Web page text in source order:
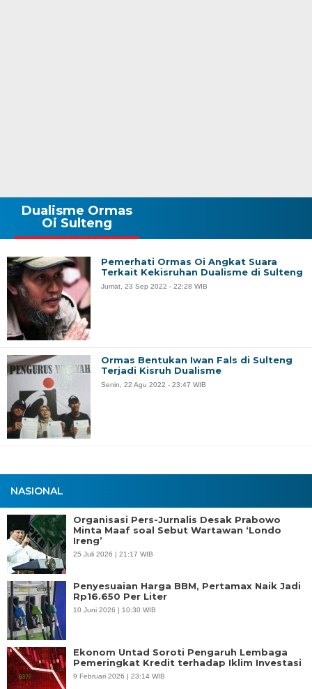
NASIONAL
Organisasi Pers-Jurnalis Desak Prabowo
Minta Maaf soal Sebut Wartawan ‘Londo
Ireng’
25 Juli 2026 | 21:17 WIB
Penyesuaian Harga BBM, Pertamax Naik Jadi
Rp16.650 Per Liter
10 Juni 2026 | 10:30 WIB
Ekonom Untad Soroti Pengaruh Lembaga
Pemeringkat Kredit terhadap Iklim Investasi
9 Februari 2026 | 23:14 WIB
Dualisme Ormas
Oi Sulteng
Pemerhati Ormas Oi Angkat Suara
Terkait Kekisruhan Dualisme di Sulteng
Jumat, 23 Sep 2022 - 22:28 WIB
Ormas Bentukan Iwan Fals di Sulteng
Terjadi Kisruh Dualisme
Senin, 22 Agu 2022 - 23:47 WIB